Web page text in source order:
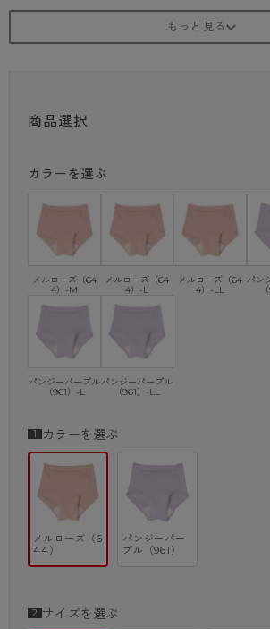
・カラーやレース使いにこだわった、お洒落なデ
・M…28cm丈、L…30cm丈、LL…32cm丈
商品選択
カラーを選ぶ
メルローズ（64
4）-M
メルローズ（64
4）-L
メルローズ（64
4）-LL
パン
パンジーパープル
（961）-L
パンジーパープル
（961）-LL
カラーを選ぶ
メルローズ（6
44）
パンジーパー
プル（961）
サイズを選ぶ